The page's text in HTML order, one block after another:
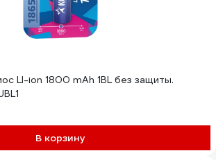
LI-ion 1800 mAh 1BL без защиты.
В корзину